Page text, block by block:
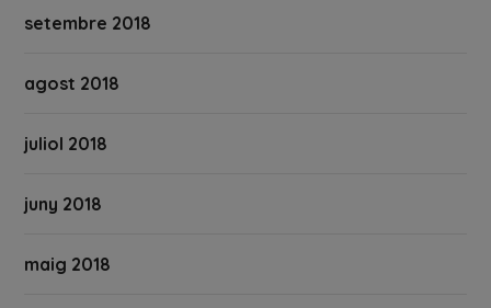
setembre 2018
agost 2018
juliol 2018
juny 2018
maig 2018